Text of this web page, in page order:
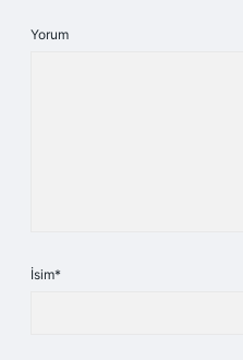
Yorum
İsim*